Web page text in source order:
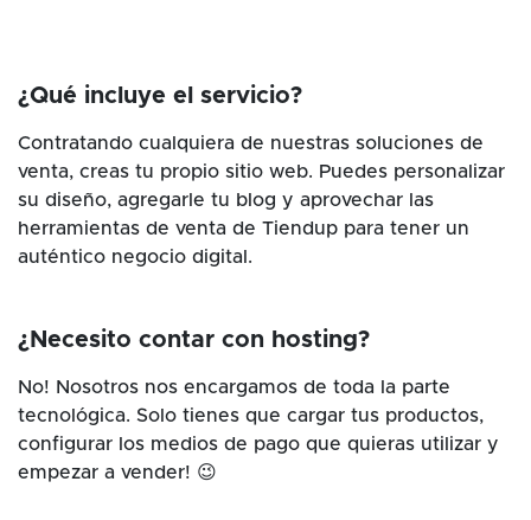
¿Qué incluye el servicio?
Contratando cualquiera de nuestras soluciones de
venta, creas tu propio sitio web. Puedes personalizar
su diseño, agregarle tu blog y aprovechar las
herramientas de venta de Tiendup para tener un
auténtico negocio digital.
¿Necesito contar con hosting?
No! Nosotros nos encargamos de toda la parte
tecnológica. Solo tienes que cargar tus productos,
configurar los medios de pago que quieras utilizar y
empezar a vender! 😉